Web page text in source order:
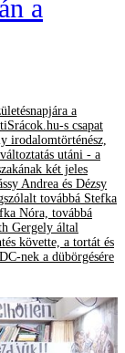
a
a
s csapat
irodalomtörténész,
utáni - a
két jeles
Andrea és Dézsy
továbbá Stefka
Nóra, továbbá
Gergely által
követte, a tortát és
nek a dübörgésére